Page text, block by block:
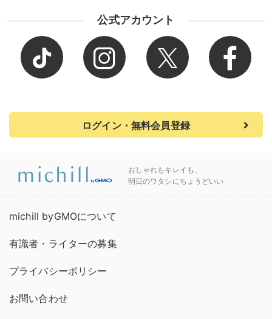
公式アカウント
ログイン・無料会員登録
おしゃれもキレイも、
明日のワタシにちょうどいい
michill byGMOについて
有識者・ライターの募集
プライバシーポリシー
お問い合わせ